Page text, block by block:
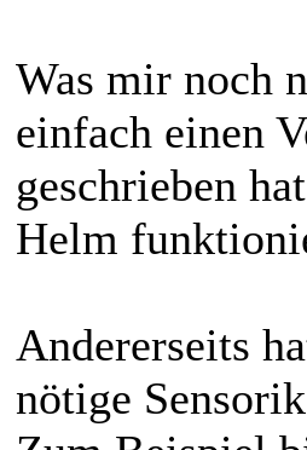
Was mir noch
einfach einen
geschrieben
Helm
Andererseits
nötige